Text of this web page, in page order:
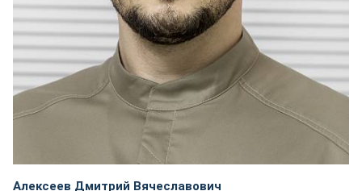
Алексеев Дмитрий Вячеславович